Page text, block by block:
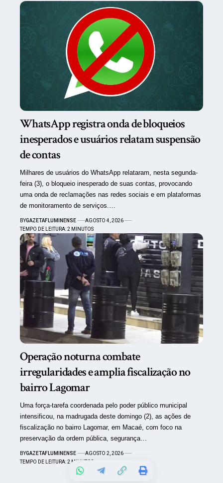
WhatsApp registra onda de bloqueios
inesperados e usuários relatam suspensão
de contas
Milhares de usuários do WhatsApp relataram, nesta segunda-
feira (3), o bloqueio inesperado de suas contas, provocando
uma onda de reclamações nas redes sociais e em plataformas
de monitoramento de serviços.…
BYGAZETAFLUMINENSE
AGOSTO 4, 2026
TEMPO DE LEITURA: 2 MINUTOS
Operação noturna combate
irregularidades e amplia fiscalização no
bairro Lagomar
Uma força-tarefa coordenada pelo poder público municipal
intensificou, na madrugada deste domingo (2), as ações de
fiscalização no bairro Lagomar, em Macaé, com foco na
preservação da ordem pública, segurança…
BYGAZETAFLUMINENSE
AGOSTO 2, 2026
TEMPO DE LEITURA: 2 MINUTOS